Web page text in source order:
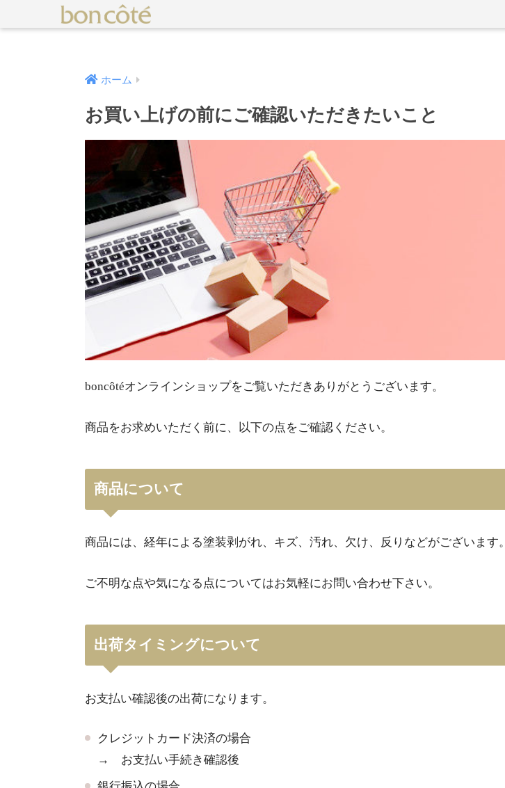
ホーム
お買い上げの前にご確認いただきたいこと
boncôtéオンラインショップをご覧いただきありがとうございます。
商品をお求めいただく前に、以下の点をご確認ください。
商品について
商品には、経年による塗装剥がれ、キズ、汚れ、欠け、反りなどがございます。
ご不明な点や気になる点についてはお気軽にお問い合わせ下さい。
出荷タイミングについて
お支払い確認後の出荷になります。
クレジットカード決済の場合
→ お支払い手続き確認後